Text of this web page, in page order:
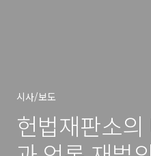
시사/보도
헌법재판소